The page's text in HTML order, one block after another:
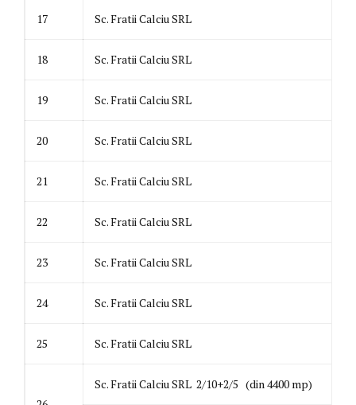
17 Sc. Fratii Calciu SRL
18 Sc. Fratii Calciu SRL
19 Sc. Fratii Calciu SRL
20 Sc. Fratii Calciu SRL
21 Sc. Fratii Calciu SRL
22 Sc. Fratii Calciu SRL
23 Sc. Fratii Calciu SRL
24 Sc. Fratii Calciu SRL
25 Sc. Fratii Calciu SRL
Sc. Fratii Calciu SRL 2/10+2/5 (din 4400 mp)